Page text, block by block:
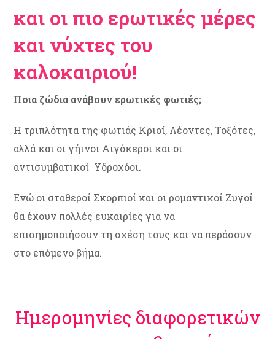
και οι πιο ερωτικές μέρες
και νύχτες του
καλοκαιριού!
Ποια ζώδια ανάβουν ερωτικές φωτιές;
Η τριπλότητα της φωτιάς Κριοί, Λέοντες, Τοξότες,
αλλά και οι γήινοι Αιγόκεροι και οι
αντισυμβατικοί Υδροχόοι.
Ενώ οι σταθεροί Σκορπιοί και οι ρομαντικοί Ζυγοί
θα έχουν πολλές ευκαιρίες για να
επισημοποιήσουν τη σχέση τους και να περάσουν
στο επόμενο βήμα.
Ημερομηνίες διαφορετικών